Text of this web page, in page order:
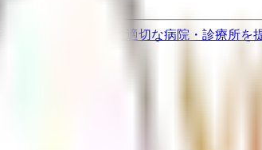
調べ、結果をもとに適切な病院・診療所を